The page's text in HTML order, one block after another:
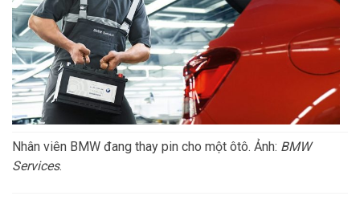
Nhân viên BMW đang thay pin cho một ôtô. Ảnh: BMW
Services.